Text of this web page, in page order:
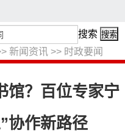
新闻资讯 >> 时政要闻
搜索 搜索
馆？百位专家宁
协作新路径